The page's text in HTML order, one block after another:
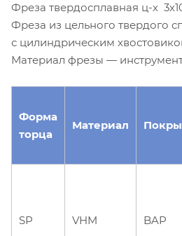
Фреза твердосплавная ц-х
Фреза из цельного твердого
с цилиндрическим
Материал фрезы —
Форма
торца
Материал
SP VHM BAP